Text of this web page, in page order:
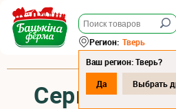
Регион: Тверь
Ваш регион: Тверь?
Да
Выбрать
Сервелат